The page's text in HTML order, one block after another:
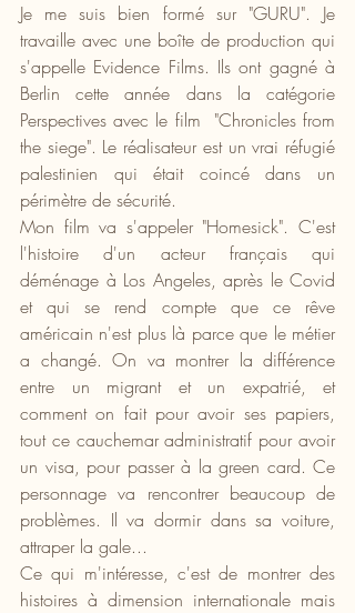
Je me suis bien formé sur "GURU". Je
travaille avec une boîte de production qui
s'appelle Evidence Films. Ils ont gagné à
Berlin cette année dans la catégorie
Perspectives avec le film  "Chronicles from
the siege". Le réalisateur est un vrai réfugié
palestinien qui était coincé dans un
périmètre de sécurité.
Mon film va s'appeler "Homesick". C'est
l'histoire d'un acteur français qui
déménage à Los Angeles, après le Covid
et qui se rend compte que ce rêve
américain n'est plus là parce que le métier
a changé. On va montrer la différence
entre un migrant et un expatrié, et
comment on fait pour avoir ses papiers,
tout ce cauchemar administratif pour avoir
un visa, pour passer à la green card. Ce
personnage va rencontrer beaucoup de
problèmes. Il va dormir dans sa voiture,
attraper la gale...
Ce qui m'intéresse, c'est de montrer des
histoires à dimension internationale mais